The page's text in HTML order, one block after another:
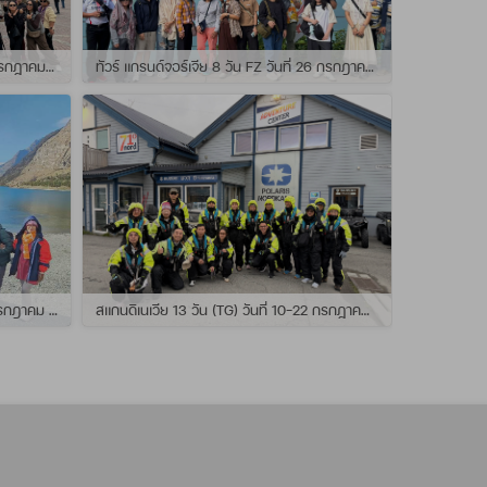
ทัวร์ สแกนดิเนเวีย 10วัน TG วันที่ 24 กรกฏาคม - 02 สิงหาคม 2569 เดินทางกับไกด์พี่ยอร์ช ทัวร์ แกรนด์จอร์เจีย 8 วัน FZ วันที่ 26 กรกฎาคม - 02 สิงหาคม 2569 เดินทางกับไกด์พี่โจ๊ก
แกรนด์นิวซีแลนด์ 12 วัน QF วันที่ 22 กรกฎาคม - 3 สิงหาคม 2569 เดินทางกับไกด์พี่โจ้ สแกนดิเนเวีย 13 วัน (TG) วันที่ 10-22 กรกฏาคม 2569 เดินทางกับไกด์พี่เต้ย